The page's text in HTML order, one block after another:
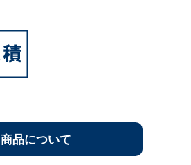
商品について